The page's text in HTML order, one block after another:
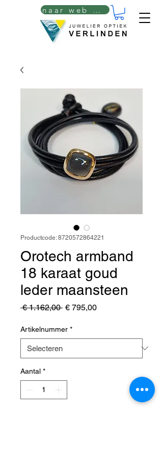
naar web winkel
Productcode: 8720572864221
Orotech armband
18 karaat goud
leder maansteen
€ 1.162,00 Normale
€ 795,00Verkoopprijs
Artikelnummer *
Aantal *